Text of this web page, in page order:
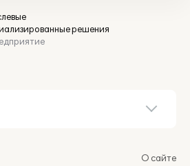
решения
О сайте